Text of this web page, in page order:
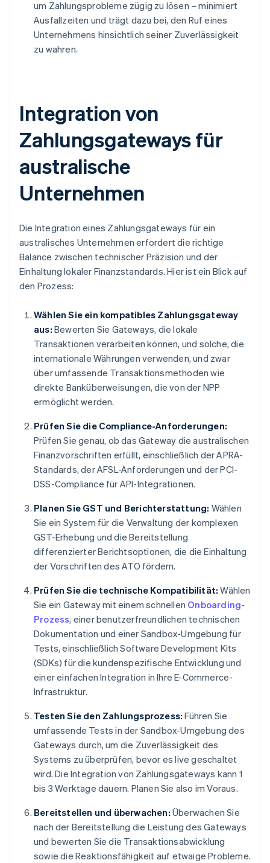
um Zahlungsprobleme zügig zu lösen – minimiert
Ausfallzeiten und trägt dazu bei, den Ruf eines
Unternehmens hinsichtlich seiner Zuverlässigkeit
zu wahren.
Integration von
Zahlungsgateways für
australische
Unternehmen
Die Integration eines Zahlungsgateways für ein
australisches Unternehmen erfordert die richtige
Balance zwischen technischer Präzision und der
Einhaltung lokaler Finanzstandards. Hier ist ein Blick auf
den Prozess:
Wählen Sie ein kompatibles Zahlungsgateway
aus: Bewerten Sie Gateways, die lokale
Transaktionen verarbeiten können, und solche, die
internationale Währungen verwenden, und zwar
über umfassende Transaktionsmethoden wie
direkte Banküberweisungen, die von der NPP
ermöglicht werden.
Prüfen Sie die Compliance-Anforderungen:
Prüfen Sie genau, ob das Gateway die australischen
Finanzvorschriften erfüllt, einschließlich der APRA-
Standards, der AFSL-Anforderungen und der PCI-
DSS-Compliance für API-Integrationen.
Planen Sie GST und Berichterstattung: Wählen
Sie ein System für die Verwaltung der komplexen
GST-Erhebung und die Bereitstellung
differenzierter Berichtsoptionen, die die Einhaltung
der Vorschriften des ATO fördern.
Prüfen Sie die technische Kompatibilität: Wählen
Sie ein Gateway mit einem schnellen Onboarding-
Prozess, einer benutzerfreundlichen technischen
Dokumentation und einer Sandbox-Umgebung für
Tests, einschließlich Software Development Kits
(SDKs) für die kundenspezifische Entwicklung und
einer einfachen Integration in Ihre E-Commerce-
Infrastruktur.
Testen Sie den Zahlungsprozess: Führen Sie
umfassende Tests in der Sandbox-Umgebung des
Gateways durch, um die Zuverlässigkeit des
Systems zu überprüfen, bevor es live geschaltet
wird. Die Integration von Zahlungsgateways kann 1
bis 3 Werktage dauern. Planen Sie also im Voraus.
Bereitstellen und überwachen: Überwachen Sie
nach der Bereitstellung die Leistung des Gateways
und bewerten Sie die Transaktionsabwicklung
sowie die Reaktionsfähigkeit auf etwaige Probleme.